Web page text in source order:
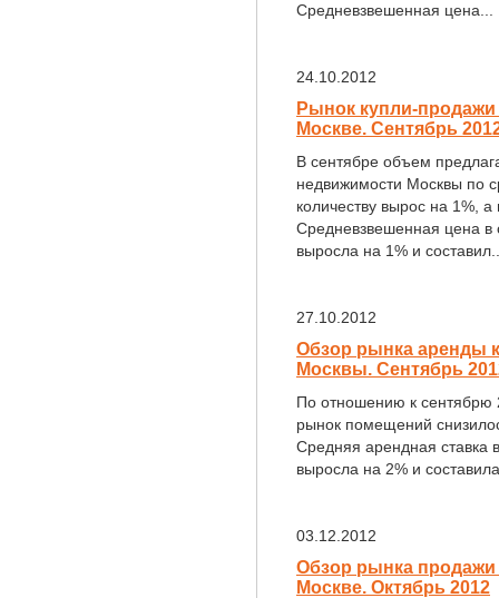
Средневзвешенная цена...
24.10.2012
Рынок купли-
Москве. Сентябрь
В сентябре объем
недвижимости Москвы по
количеству вырос на 1%,
Средневзвешенная цена в
выросла на 1% и
27.10.2012
Обзор рынка аренды
Москвы. Сентябрь
По отношению к сентябрю
рынок помещений
Средняя арендная ставка
выросла на 2% и
03.12.2012
Обзор рынка
Москве. Октябрь 2012